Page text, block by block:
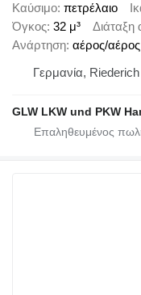
Καύσιμο πετρέλαιο
Όγκος 32 μ³ Διάταξη
Ανάρτηση αέρος/αέρος
Γερμανία, Riederich
GLW LKW und PKW